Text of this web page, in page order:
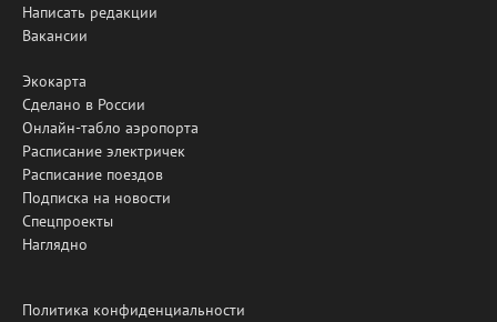
Написать редакции
Вакансии
Экокарта
Сделано в России
Онлайн-табло аэропорта
Расписание электричек
Расписание поездов
Подписка на новости
Спецпроекты
Наглядно
Политика конфиденциальности